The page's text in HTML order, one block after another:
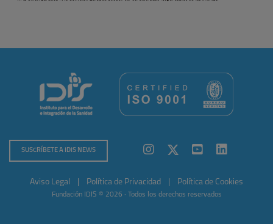
SUSCRÍBETE A IDIS NEWS
Aviso Legal Política de Privacidad Política de Cookies
Fundación IDIS © 2026 · Todos los derechos reservados